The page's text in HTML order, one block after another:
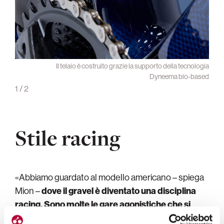
Il telaio è costruito grazie la supporto della tecnologia
Dyneema bio-based
1 /2
Stile racing
«Abbiamo guardato al modello americano – spiega
Mion –dove il gravel è diventato una disciplina
racing. Sono molte le gare agonistiche che si
corrono lì
Unbound